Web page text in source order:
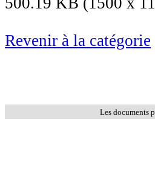
Revenir à la catégorie
Les documents